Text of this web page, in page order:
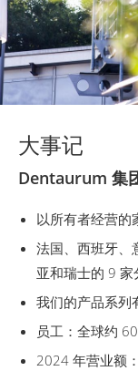
大事记
Dentaurum 集
以所有者经营
法国、西班牙、
亚和瑞士的 9
我们的产品系列
员工：全球约
2024 年营业额